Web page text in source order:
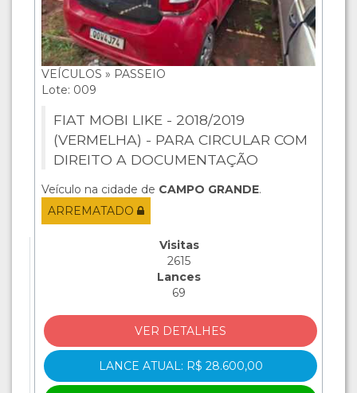
VEÍCULOS » PASSEIO
Lote: 009
FIAT MOBI LIKE - 2018/2019
(VERMELHA) - PARA CIRCULAR COM
DIREITO A DOCUMENTAÇÃO
Veículo na cidade de CAMPO GRANDE.
ARREMATADO
Visitas
2615
Lances
69
VER DETALHES
LANCE ATUAL: R$ 28.600,00